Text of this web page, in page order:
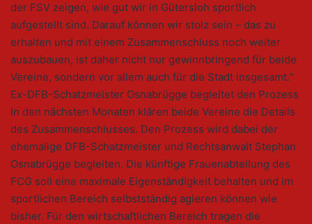
der FSV zeigen, wie gut wir in Gütersloh sportlich
aufgestellt sind. Darauf können wir stolz sein – das zu
erhalten und mit einem Zusammenschluss noch weiter
auszubauen, ist daher nicht nur gewinnbringend für beide
Vereine, sondern vor allem auch für die Stadt insgesamt.“
Ex-DFB-Schatzmeister Osnabrügge begleitet den Prozess
In den nächsten Monaten klären beide Vereine die Details
des Zusammenschlusses. Den Prozess wird dabei der
ehemalige DFB-Schatzmeister und Rechtsanwalt Stephan
Osnabrügge begleiten. Die künftige Frauenabteilung des
FCG soll eine maximale Eigenständigkeit behalten und im
sportlichen Bereich selbstständig agieren können wie
bisher. Für den wirtschaftlichen Bereich tragen die